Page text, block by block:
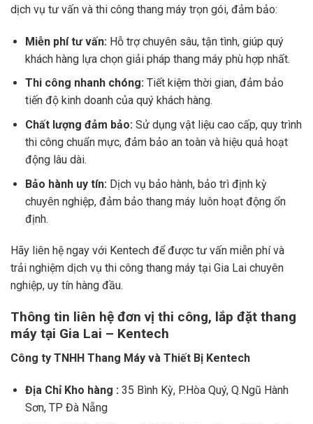
dịch vụ tư vấn và thi công thang máy trọn gói, đảm bảo:
Miễn phí tư vấn:Hỗ trợ chuyên sâu, tận tình, giúp quý
khách hàng lựa chọn giải pháp thang máy phù hợp nhất.
Thi công nhanh chóng:Tiết kiệm thời gian, đảm bảo
tiến độ kinh doanh của quý khách hàng.
Chất lượng đảm bảo:Sử dụng vật liệu cao cấp, quy trình
thi công chuẩn mực, đảm bảo an toàn và hiệu quả hoạt
động lâu dài.
Bảo hành uy tín: Dịch vụ bảo hành, bảo trì định kỳ
chuyên nghiệp, đảm bảo thang máy luôn hoạt động ổn
định.
Hãy liên hệ ngay với Kentech để được tư vấn miễn phí và
trải nghiệm dịch vụ thi công thang máy tại Gia Lai chuyên
nghiệp, uy tín hàng đầu.
Thông tin liên hệ đơn vị thi công, lắp đặt thang
máy tại Gia Lai – Kentech
Công ty TNHH Thang Máy và Thiết Bị Kentech
Địa Chỉ Kho hàng : 35 Bình Kỳ, P.Hòa Quý, Q.Ngũ Hành
Sơn, TP Đà Nẵng